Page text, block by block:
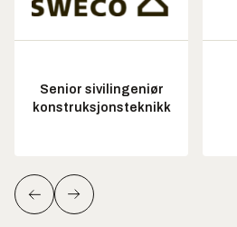
Senior sivilingeniør
konstruksjonsteknikk